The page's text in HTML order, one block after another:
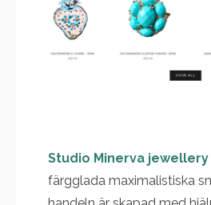
Studio Minerva jewellery
färgglada maximalistiska